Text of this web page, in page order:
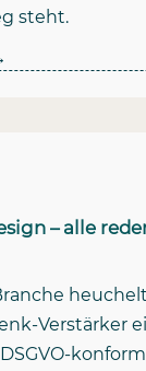
steht.
– alle
Verstärker